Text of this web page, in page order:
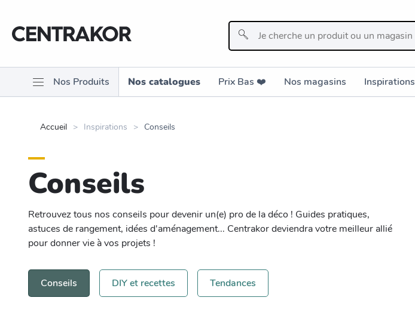
Nos Produits Nos catalogues Prix Bas ❤️️ Nos magasins Inspirations
Accueil Inspirations Conseils
Conseils
Retrouvez tous nos conseils pour devenir un(e) pro de la déco ! Guides pratiques,
astuces de rangement, idées d'aménagement... Centrakor deviendra votre meilleur allié
pour donner vie à vos projets !
Conseils DIY et recettes Tendances